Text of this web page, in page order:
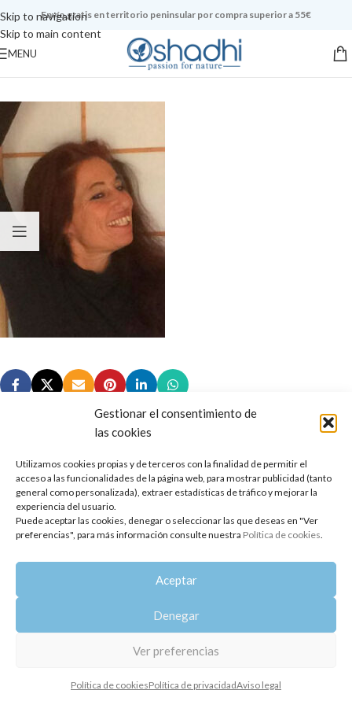
Gestionar el consentimiento de
las cookies
Utilizamos cookies propias y de terceros con la finalidad de permitir el
acceso a las funcionalidades de la página web, para mostrar publicidad (tanto
general como personalizada), extraer estadísticas de tráfico y mejorar la
experiencia del usuario.
Puede aceptar las cookies, denegar o seleccionar las que deseas en "Ver
preferencias", para más información consulte nuestra Política de cookies.
Aceptar
Denegar
Ver preferencias
Política de cookiesPolítica de privacidadAviso legal
Skip to navigation
Skip to main content
Envío gratis en territorio peninsular por compra superior a 55€
MENU
Copyright 2014-2025 Oshadhi España
Todos los derechos reservados.
Política de privacidad | Aviso legal | Política de cookies